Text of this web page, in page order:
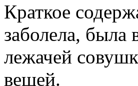
Краткое
заболела, была
лежачей
вещей.